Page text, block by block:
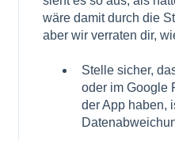
wäre damit durch die
aber wir verraten dir,
Stelle sicher,
oder im Google
der App haben,